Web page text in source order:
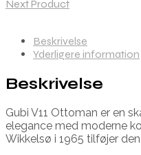
Next Product
Beskrivelse
Yderligere information
Beskrivelse
Gubi V11 Ottoman er en
elegance med moderne
Wikkelsø i 1965 tilføjer